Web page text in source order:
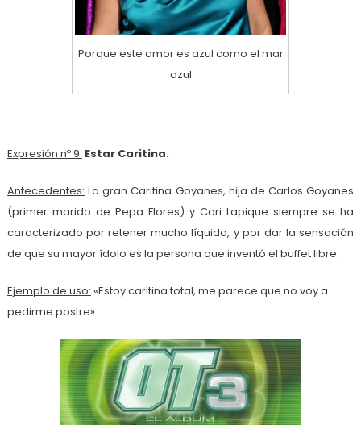
Porque este amor es azul como el mar
azul
Expresión nº 9: Estar Caritina.
Antecedentes: La gran Caritina Goyanes, hija de Carlos Goyanes
(primer marido de Pepa Flores) y Cari Lapique siempre se ha
caracterizado por retener mucho líquido, y por dar la sensación
de que su mayor ídolo es la persona que inventó el buffet libre.
Ejemplo de uso: «Estoy caritina total, me parece que no voy a
pedirme postre».